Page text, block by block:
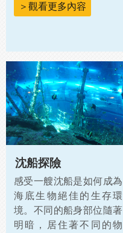
＞觀看更多內容
沈船探險
感受一艘沈船是如何成為
海底生物絕佳的生存環
境。不同的船身部位隨著
明暗，居住著不同的物